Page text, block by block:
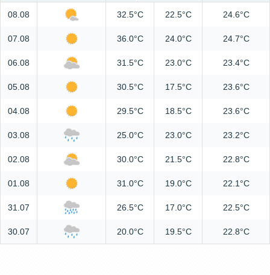
08.08 32.5°C 22.5°C 24.6°C
07.08 36.0°C 24.0°C 24.7°C
06.08 31.5°C 23.0°C 23.4°C
05.08 30.5°C 17.5°C 23.6°C
04.08 29.5°C 18.5°C 23.6°C
03.08 25.0°C 23.0°C 23.2°C
02.08 30.0°C 21.5°C 22.8°C
01.08 31.0°C 19.0°C 22.1°C
31.07 26.5°C 17.0°C 22.5°C
30.07 20.0°C 19.5°C 22.8°C